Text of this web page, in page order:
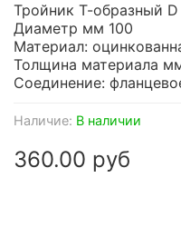
Наличие: В наличии
360.00 руб
Тройник Т-образный D
Диаметр мм 100
Материал:
Толщина материала
Соединение: